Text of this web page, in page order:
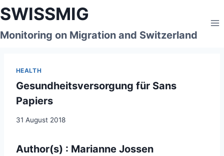
Skip
to
content
SWISSMIG
Monitoring on Migration and Switzerland
HEALTH
Gesundheitsversorgung für Sans
Papiers
31 August 2018
Author(s) : Marianne Jossen